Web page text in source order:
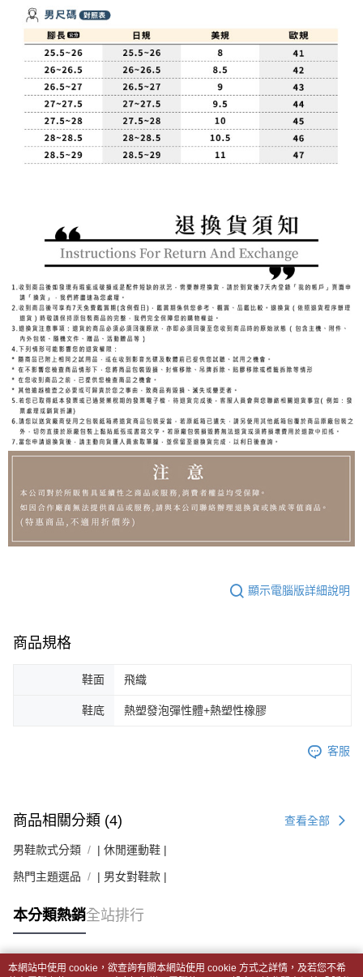
顯示電腦版詳細說明
商品規格
鞋面 飛織
鞋底 熱塑發泡彈性體+熱塑性橡膠
客服
商品相關分類 (4) 查看全部
男鞋款式分類 | 休閒運動鞋 |
熱門主題選品 | 男女對鞋款 |
本分類熱銷全站排行
本網站中使用 cookie，欲查詢有關本網站使用 cookie 方式之詳情，及若您不希